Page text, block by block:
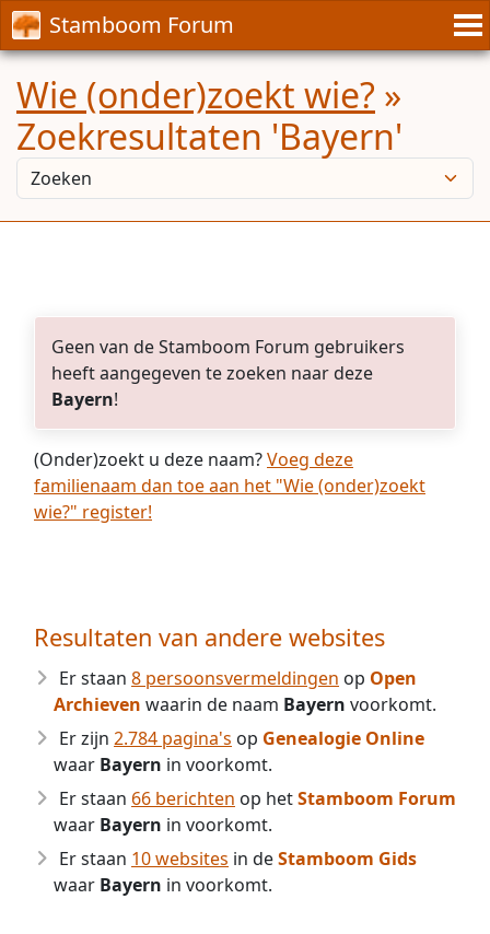
Stamboom Forum
Wie (onder)zoekt wie? »
Zoekresultaten 'Bayern'
Geen van de Stamboom Forum gebruikers
heeft aangegeven te zoeken naar deze
Bayern!
(Onder)zoekt u deze naam?Voeg deze
familienaam dan toe aan het "Wie (onder)zoekt
wie?" register!
Resultaten van andere websites
Er staan 8 persoonsvermeldingen op Open
Archieven waarin de naam Bayern voorkomt.
Er zijn 2.784 pagina's op Genealogie Online
waar Bayern in voorkomt.
Er staan 66 berichten op hetStamboom Forum
waar Bayern in voorkomt.
Er staan 10 websites in deStamboom Gids
waar Bayern in voorkomt.